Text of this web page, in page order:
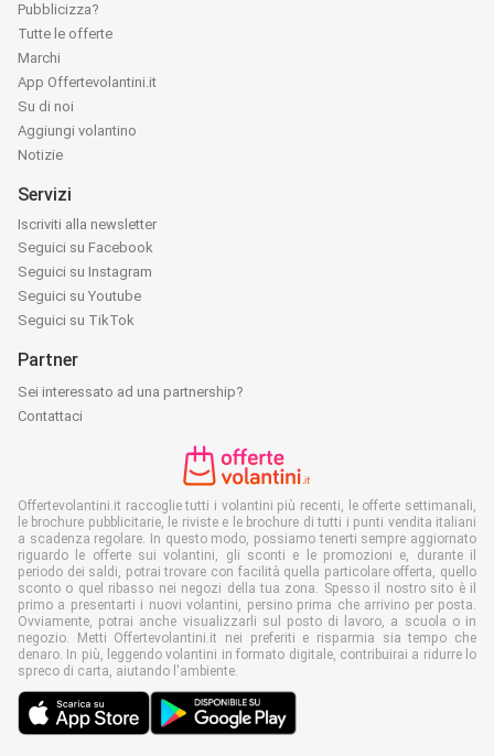
Pubblicizza?
Tutte le offerte
Marchi
App Offertevolantini.it
Su di noi
Aggiungi volantino
Notizie
Servizi
Iscriviti alla newsletter
Seguici su Facebook
Seguici su Instagram
Seguici su Youtube
Seguici su TikTok
Partner
Sei interessato ad una partnership?
Contattaci
Offertevolantini.it raccoglie tutti i volantini più recenti, le offerte settimanali,
le brochure pubblicitarie, le riviste e le brochure di tutti i punti vendita italiani
a scadenza regolare. In questo modo, possiamo tenerti sempre aggiornato
riguardo le offerte sui volantini, gli sconti e le promozioni e, durante il
periodo dei saldi, potrai trovare con facilità quella particolare offerta, quello
sconto o quel ribasso nei negozi della tua zona. Spesso il nostro sito è il
primo a presentarti i nuovi volantini, persino prima che arrivino per posta.
Ovviamente, potrai anche visualizzarli sul posto di lavoro, a scuola o in
negozio. Metti Offertevolantini.it nei preferiti e risparmia sia tempo che
denaro. In più, leggendo volantini in formato digitale, contribuirai a ridurre lo
spreco di carta, aiutando l'ambiente.